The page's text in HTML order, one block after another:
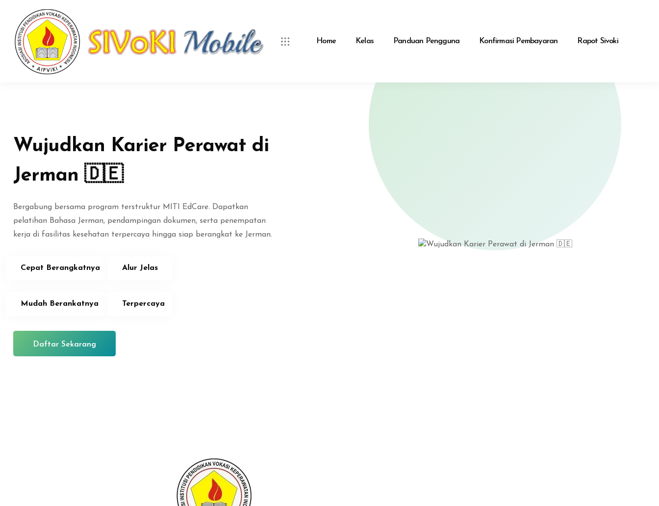
Home Kelas Panduan Pengguna Konfirmasi Pembayaran Rapot Sivoki
Wujudkan Karier Perawat di
Jerman 🇩🇪
Bergabung bersama program terstruktur MITI EdCare. Dapatkan
pelatihan Bahasa Jerman, pendampingan dokumen, serta penempatan
kerja di fasilitas kesehatan terpercaya hingga siap berangkat ke Jerman.
Cepat Berangkatnya
Mudah Berankatnya
Alur Jelas
Terpercaya
Daftar Sekarang